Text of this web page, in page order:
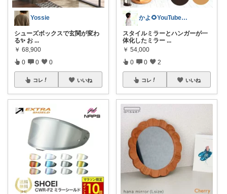
Yossie
シューズボックスで玄関が変わ
る✨ お ...
￥ 68,900
0 0 0
コレ いいね
かよ🌻YouTube見てね
スタイルミラーとハンガーが一
体化したミラー ...
￥ 54,000
0 0 2
コレ いいね